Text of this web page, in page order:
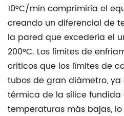
10°C/min comprimiría el
creando un diferencial de
la pared que excedería el
200°C. Los límites de
críticos que los límites de
tubos de gran diámetro,
térmica de la sílice fundida
temperaturas más bajas,